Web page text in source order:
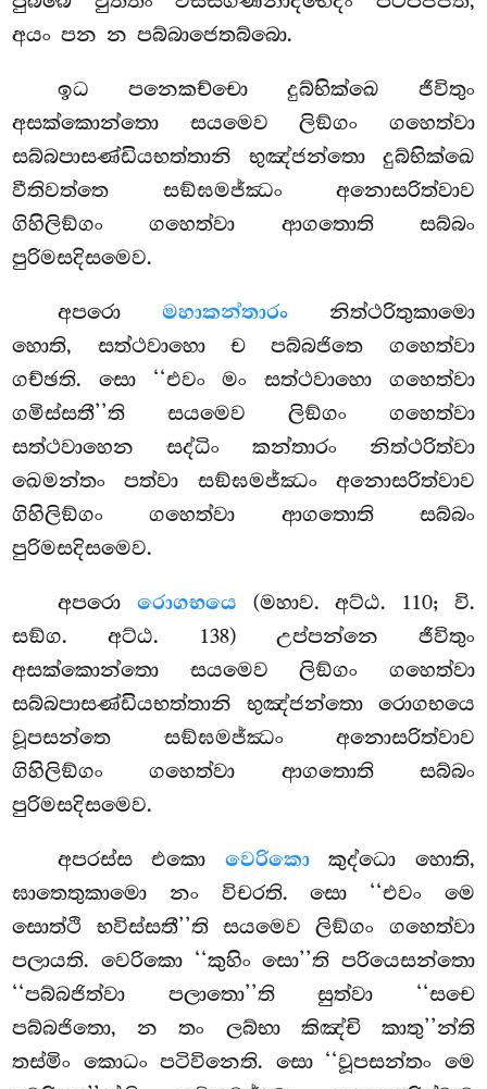
අයං පන න පබ්බාජෙතබ්බො.
ඉධ පනෙකච්චො දුබ්භික්ඛෙ ජීවිතුං
අසක්කොන්තො සයමෙව ලිඞ්ගං ගහෙත්වා
සබ්බපාසණ්ඩියභත්තානි භුඤ්ජන්තො දුබ්භික්ඛෙ
වීතිවත්තෙ සඞ්ඝමජ්ඣං අනොසරිත්වාව
ගිහිලිඞ්ගං ගහෙත්වා ආගතොති සබ්බං
පුරිමසදිසමෙව.
අපරො මහාකන්තාරංනිත්ථරිතුකාමො
හොති, සත්ථවාහො ච පබ්බජිතෙ ගහෙත්වා
ගච්ඡති. සො ‘‘එවං මං සත්ථවාහො ගහෙත්වා
ගමිස්සතී’’ති සයමෙව ලිඞ්ගං ගහෙත්වා
සත්ථවාහෙන සද්ධිං කන්තාරං නිත්ථරිත්වා
ඛෙමන්තං පත්වා සඞ්ඝමජ්ඣං අනොසරිත්වාව
ගිහිලිඞ්ගං ගහෙත්වා ආගතොති සබ්බං
පුරිමසදිසමෙව.
අපරො රොගභයෙ (මහාව. අට්ඨ. 110; වි.
සඞ්ග. අට්ඨ. 138) උප්පන්නෙ ජීවිතුං
අසක්කොන්තො සයමෙව ලිඞ්ගං ගහෙත්වා
සබ්බපාසණ්ඩියභත්තානි භුඤ්ජන්තො රොගභයෙ
වූපසන්තෙ සඞ්ඝමජ්ඣං අනොසරිත්වාව
ගිහිලිඞ්ගං ගහෙත්වා ආගතොති සබ්බං
පුරිමසදිසමෙව.
අපරස්ස එකො වෙරිකොකුද්ධො හොති,
ඝාතෙතුකාමො නං විචරති. සො ‘‘එවං මෙ
සොත්ථි භවිස්සතී’’ති සයමෙව ලිඞ්ගං ගහෙත්වා
පලායති. වෙරිකො ‘‘කුහිං සො’’ති පරියෙසන්තො
‘‘පබ්බජිත්වා පලාතො’’ති සුත්වා ‘‘සචෙ
පබ්බජිතො, න තං ලබ්භා කිඤ්චි කාතු’’න්ති
තස්මිං කොධං පටිවිනෙති. සො ‘‘වූපසන්තං මෙ